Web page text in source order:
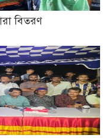
বিতরণ